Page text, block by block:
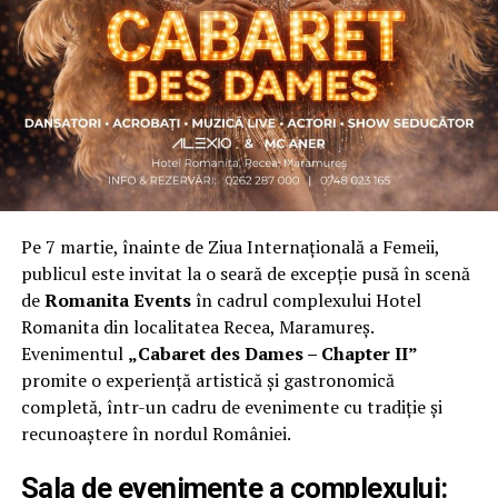
contribuție și sens. A crescut organic și a ajuns astăzi
una dintre cele mai mari comunități de femei
antreprenor din România, cu prezență fizică în mai
multe orașe, inclusiv la Cluj-Napoca.
„Dacă nu eu, atunci cine?”spune clujeancaCarmen
Mihalca, fondatoareaAntreprenoare.ro. Din această
întrebare s-a născut campania.
Cine a ales să fie vizibilă la Cluj
Femeile prezente la evenimentul din Cluj-Napoca
provin din domenii complet diferite. Câteva dintre ele:
Andreea Faur, specialist SEO, spune că a fi vizibilă
înseamnă să te asociezi cu brandul companiei pe care o
reprezinți și să educi publicul țintă. Mesajul ei pentru
și în propria persoană nu dă greș niciodată.
Pe 7 martie, înainte de Ziua Internațională a Femeii,
publicul este invitat la o seară de excepție pusă în scenă
deRomanita Eventsîn cadrul complexului Hotel
Romanita din localitatea Recea, Maramureș.
Evenimentul „Cabaret des Dames – Chapter II”
promite o experiență artistică și gastronomică
completă, într-un cadru de evenimente cu tradiție și
recunoaștere în nordul României.
Sala de evenimente a complexului: